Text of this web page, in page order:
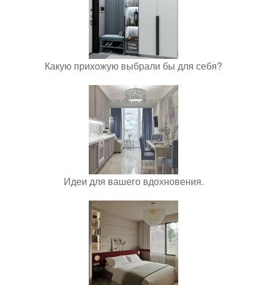
Какую прихожую выбрали бы для себя?
Идеи для вашего вдохновения.